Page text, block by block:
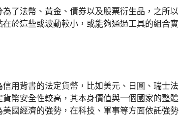
了法幣、黃金、債券以及股票衍生品，之所以
於這些或波動較小，或能夠通過工具的組合實
用背書的法定貨幣，比如美元、日圓、瑞士法
幣安全性較高，其本身價值與一個國家的整體
國經濟的強勢，在科技、軍事等方面依託強勢